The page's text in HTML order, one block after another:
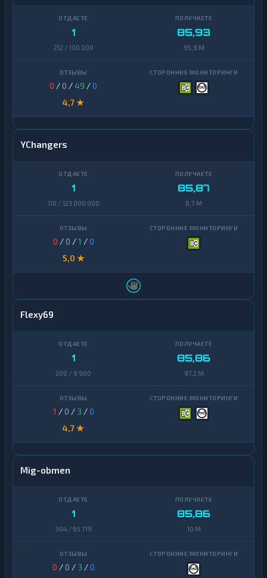
1
212 / 100 000
85,93
95,9 M
0 / 0 / 49 /0
4,7 ★
YChangers
1
110 / 123 000 000
85,87
8,7 M
0 / 0 /1 /0
5,0 ★
Flexy69
1
200 / 9 900
85,86
97,2 M
1 / 0 / 3 /0
4,7 ★
Mig-obmen
1
304 / 65 719
85,86
10 M
0 / 0 / 3 /0